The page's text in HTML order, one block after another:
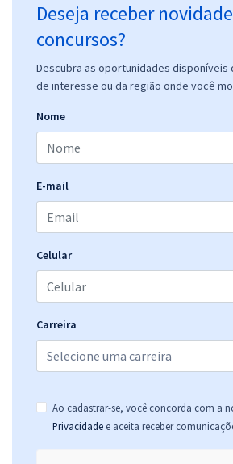
Deseja receber
concursos?
Descubra as oportunidades disponíveis
de interesse ou da região onde você
Nome
E-mail
Celular
Carreira
Ao cadastrar-se, você concorda com a
Privacidade e aceita receber